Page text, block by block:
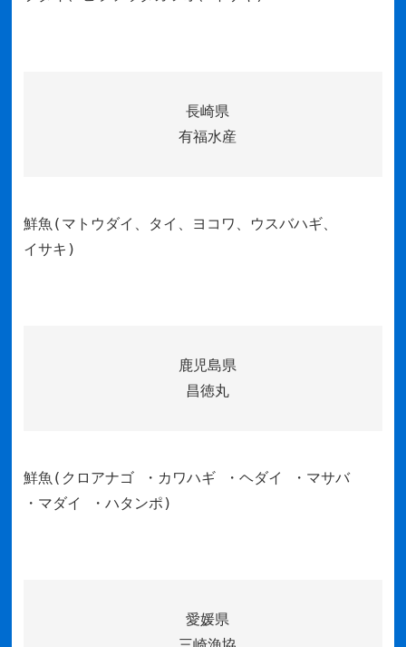
長崎県
有福水産
鮮魚(マトウダイ、タイ、ヨコワ、ウスバハギ、
イサキ)
鹿児島県
昌徳丸
鮮魚(クロアナゴ ・カワハギ ・ヘダイ ・マサバ
・マダイ ・ハタンポ)
愛媛県